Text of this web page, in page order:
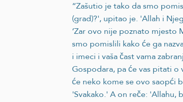
“Zašutio je tako da smo
(grad)?', upitao je. 'Allah i
‘Zar ovo nije poznato
smo pomislili kako će ga
i imeci i vaša čast vama
Gospodara, pa će vas pitati
će neko kome se ovo saopći
'Svakako.' A on reče: 'Allahu,